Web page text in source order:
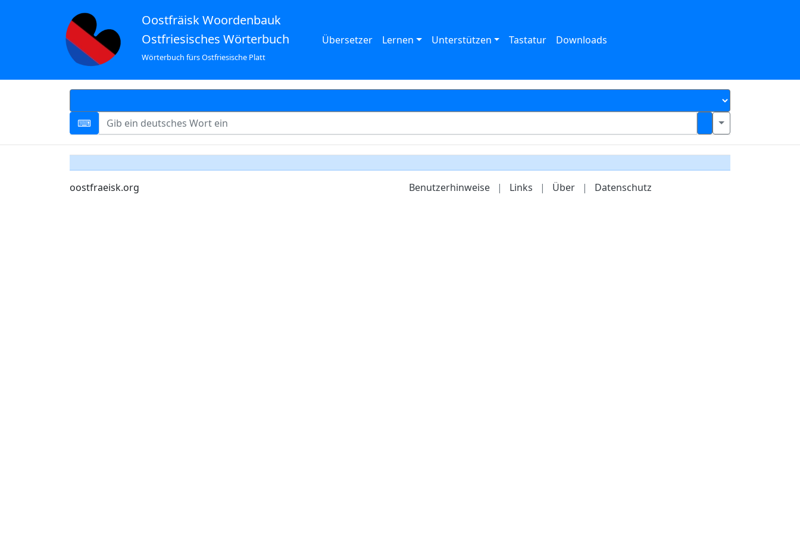
Oostfräisk Woordenbauk
Ostfriesisches Wörterbuch
Wörterbuch fürs Ostfriesische Platt
Übersetzer Lernen Unterstützen Tastatur Downloads
oostfraeisk.org Benutzerhinweise | Links | Über | Datenschutz